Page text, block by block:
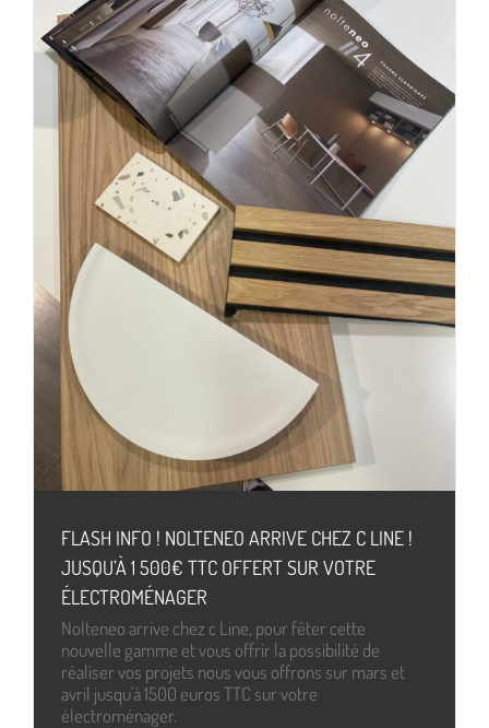
FLASH INFO ! NOLTENEO ARRIVE CHEZ C LINE !
JUSQU’À 1 500€ TTC OFFERT SUR VOTRE
ÉLECTROMÉNAGER
Nolteneo arrive chez c Line, pour fêter cette
nouvelle gamme et vous offrir la possibilité de
réaliser vos projets nous vous offrons sur mars et
avril jusqu'à 1500 euros TTC sur votre
électroménager.